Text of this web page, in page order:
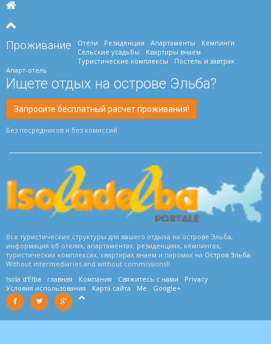
Проживание Отели Резиденции Апартаменты
Кемпинги
Сельские усадьбы
Квартиры внаем
Туристические комплексы
Постель и завтрак
Апарт-отель
Ищете отдых на острове Эльба?
Запросите бесплатный расчет проживания!
Без посредников и без комиссий
Все туристические структуры для вашего отдыха на острове Эльба,
информация об отелях, апартаментах, резиденциях, кемпингах,
туристических комплексах, квартирах внаем и паромах на Остров Эльба.
Without intermediaries and without commissions!!
Isola d'Elba
главная Компания Свяжитесь с нами
Privacy
Условия использования
Карта сайта Me Google+